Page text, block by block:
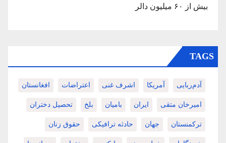
بیش از ۶۰ میلیون دالر
TAGS
آدم‌ربایی آمریکا اشرف غنی اعتراضات افغانستان
امیرخان متقی ایران بامیان بلخ تحصیل دختران
ترکمنستان جهان حادثه ترافیکی حقوق زنان